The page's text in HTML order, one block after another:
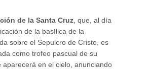
de la Santa Cruz, que, al día
de la basílica de la
sobre el Sepulcro de Cristo, es
como trofeo pascual de su
aparecerá en el cielo, anunciando